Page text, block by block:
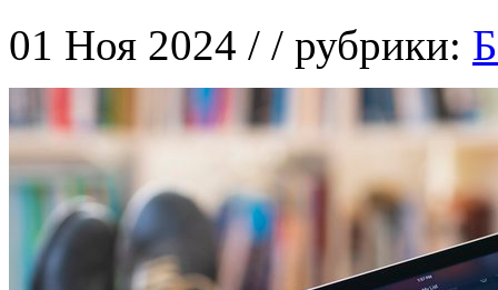
01 Ноя 2024 / / рубрики: